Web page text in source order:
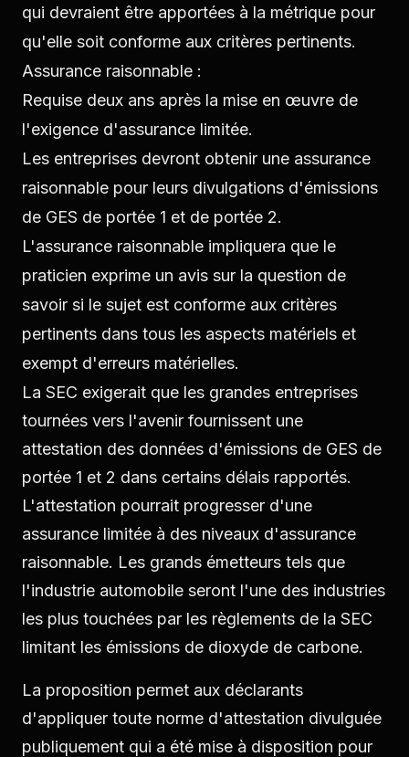
qui devraient être apportées à la métrique pour
qu'elle soit conforme aux critères pertinents.
Assurance raisonnable :
Requise deux ans après la mise en œuvre de
l'exigence d'assurance limitée.
Les entreprises devront obtenir une assurance
raisonnable pour leurs divulgations d'émissions
de GES de portée 1 et de portée 2.
L'assurance raisonnable impliquera que le
praticien exprime un avis sur la question de
savoir si le sujet est conforme aux critères
pertinents dans tous les aspects matériels et
exempt d'erreurs matérielles.
La SEC exigerait que les grandes entreprises
tournées vers l'avenir fournissent une
attestation des données d'émissions de GES de
portée 1 et 2 dans certains délais rapportés.
L'attestation pourrait progresser d'une
assurance limitée à des niveaux d'assurance
raisonnable. Les grands émetteurs tels que
l'industrie automobile seront l'une des industries
les plus touchées par les règlements de la SEC
limitant les émissions de dioxyde de carbone.
La proposition permet aux déclarants
d'appliquer toute norme d'attestation divulguée
publiquement qui a été mise à disposition pour